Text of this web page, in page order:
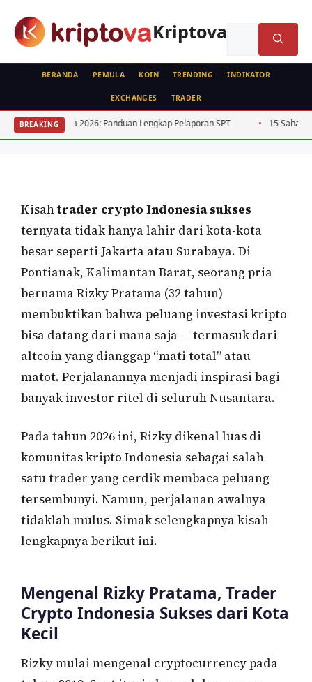
Kriptova
BERANDA PEMULA KOIN TRENDING INDIKATOR
EXCHANGES TRADER
BREAKING
2026: Panduan Lengkap Pelaporan SPT 15 Saham Dividen
Trader Crypto Indonesia Sukses dari
Pontianak: Raup Untung Altcoin Matot
Kisahtrader crypto Indonesia sukses
ternyata tidak hanya lahir dari kota-kota
besar seperti Jakarta atau Surabaya. Di
Pontianak, Kalimantan Barat, seorang pria
bernama Rizky Pratama (32 tahun)
membuktikan bahwa peluang investasi kripto
bisa datang dari mana saja — termasuk dari
altcoin yang dianggap “mati total” atau
matot. Perjalanannya menjadi inspirasi bagi
banyak investor ritel di seluruh Nusantara.
Pada tahun 2026 ini, Rizky dikenal luas di
komunitas kripto Indonesia sebagai salah
satu trader yang cerdik membaca peluang
tersembunyi. Namun, perjalanan awalnya
tidaklah mulus. Simak selengkapnya kisah
lengkapnya berikut ini.
Mengenal Rizky Pratama, Trader
Crypto Indonesia Sukses dari Kota
Kecil
Rizky mulai mengenal cryptocurrency pada